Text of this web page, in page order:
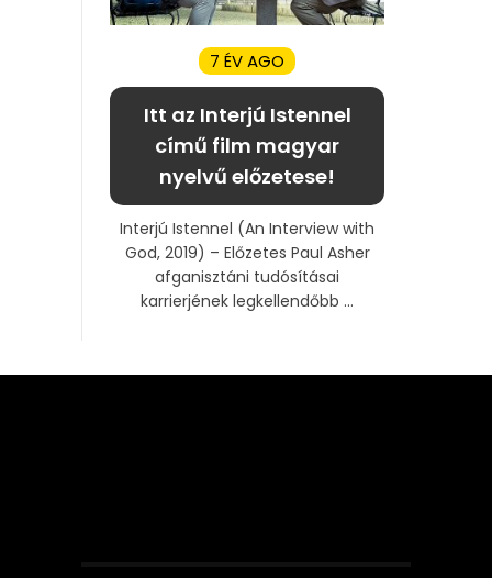
7 ÉV AGO
Itt az Interjú Istennel
című film magyar
nyelvű előzetese!
Interjú Istennel (An Interview with
God, 2019) – Előzetes Paul Asher
afganisztáni tudósításai
karrierjének legkellendőbb ...